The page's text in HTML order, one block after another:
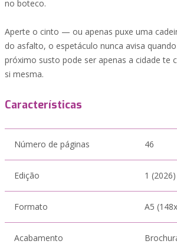
no boteco.
Aperte o cinto — ou apenas puxe uma
do asfalto, o espetáculo nunca avisa
próximo susto pode ser apenas a cidade te
si mesma.
Características
Número de páginas 46
Edição 1 (2026)
Formato A5
Acabamento